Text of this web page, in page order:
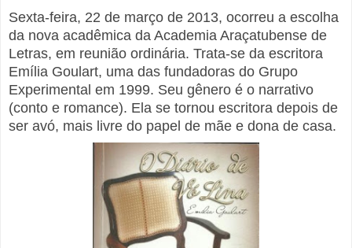
Sexta-feira, 22 de março de 2013, ocorreu a escolha
da nova acadêmica da Academia Araçatubense de
Letras, em reunião ordinária. Trata-se da escritora
Emília Goulart, uma das fundadoras do Grupo
Experimental em 1999. Seu gênero é o narrativo
(conto e romance). Ela se tornou escritora depois de
ser avó, mais livre do papel de mãe e dona de casa.